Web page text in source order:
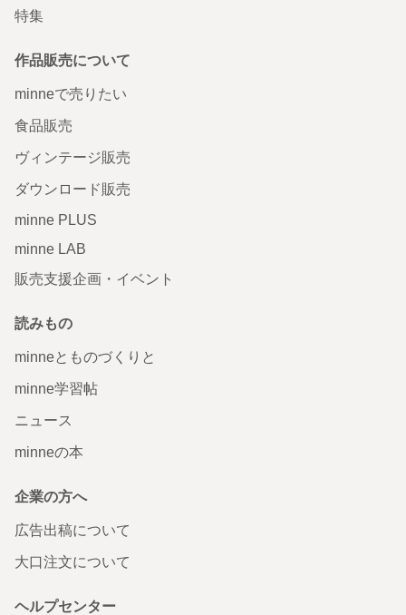
特集
作品販売について
minneで売りたい
食品販売
ヴィンテージ販売
ダウンロード販売
minne PLUS
minne LAB
販売支援企画・イベント
読みもの
minneとものづくりと
minne学習帖
ニュース
minneの本
企業の方へ
広告出稿について
大口注文について
ヘルプセンター